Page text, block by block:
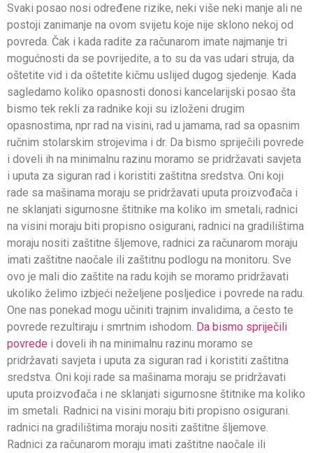
Svaki posao nosi određene rizike, neki više neki manje ali ne
postoji zanimanje na ovom svijetu koje nije sklono nekoj od
povreda. Čak i kada radite za računarom imate najmanje tri
mogućnosti da se povrijedite, a to su da vas udari struja, da
oštetite vid i da oštetite kičmu uslijed dugog sjedenje. Kada
sagledamo koliko opasnosti donosi kancelarijski posao šta
bismo tek rekli za radnike koji su izloženi drugim
opasnostima, npr rad na visini, rad u jamama, rad sa opasnim
ručnim stolarskim strojevima i dr. Da bismo spriječili povrede
i doveli ih na minimalnu razinu moramo se pridržavati savjeta
i uputa za siguran rad i koristiti zaštitna sredstva. Oni koji
rade sa mašinama moraju se pridržavati uputa proizvođača i
ne sklanjati sigurnosne štitnike ma koliko im smetali, radnici
na visini moraju biti propisno osigurani, radnici na gradilištima
moraju nositi zaštitne šljemove, radnici za računarom moraju
imati zaštitne naočale ili zaštitnu podlogu na monitoru. Sve
ovo je mali dio zaštite na radu kojih se moramo pridržavati
ukoliko želimo izbjeći neželjene posljedice i povrede na radu.
One nas ponekad mogu učiniti trajnim invalidima, a često te
povrede rezultiraju i smrtnim ishodom. Da bismo spriječili
povrede i doveli ih na minimalnu razinu moramo se
pridržavati savjeta i uputa za siguran rad i koristiti zaštitna
sredstva. Oni koji rade sa mašinama moraju se pridržavati
uputa proizvođača i ne sklanjati sigurnosne štitnike ma koliko
im smetali. Radnici na visini moraju biti propisno osigurani.
radnici na gradilištima moraju nositi zaštitne šljemove.
Radnici za računarom moraju imati zaštitne naočale ili